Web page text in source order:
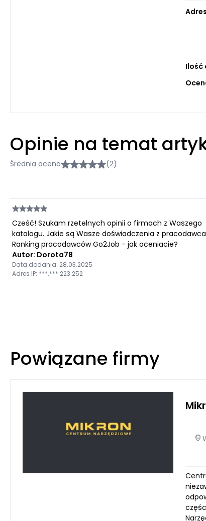
Ilość
Opinie na temat
Średnia ocena (2)
Cześć! Szukam rzetelnych opinii o firmach z Waszego
katalogu. Jakie są Wasze doświadczenia z
Ranking pracodawców Go2Job - jak oceniacie?
Autor: Dorota78
Data dodania: 28.03.2025
Adres IP: ***.***.223.252
Powiązane firmy